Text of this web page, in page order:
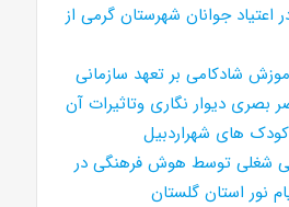
اعتیاد جوانان شهرستان گرمی از
شادکامی بر تعهد سازمانی
بصری دیوار نگاری وتاثیرات آن
های شهراردبیل
شغلی توسط هوش فرهنگی در
نور استان گلستان